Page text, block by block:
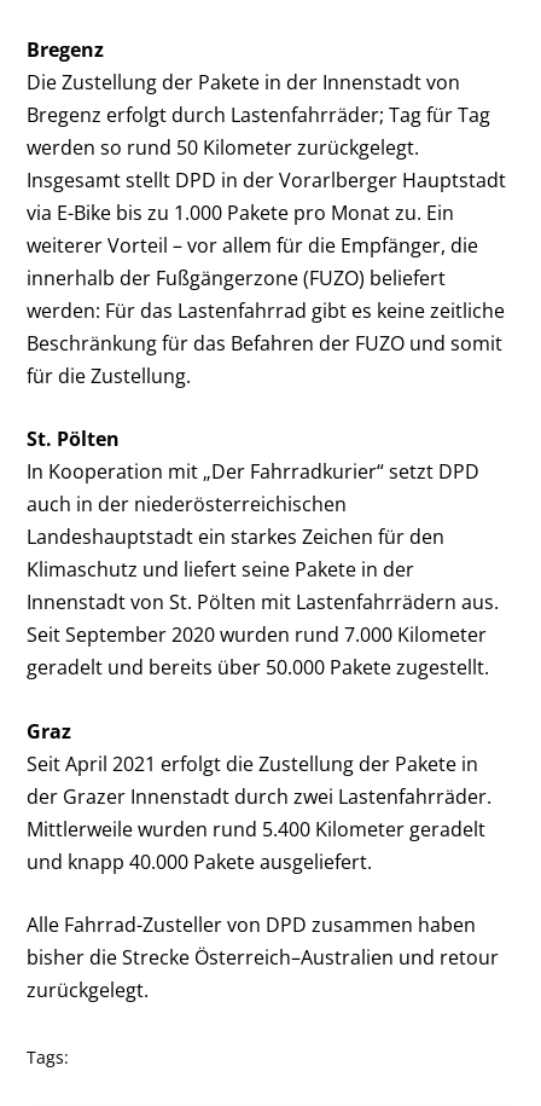
Bregenz
Die Zustellung der Pakete in der Innenstadt von
Bregenz erfolgt durch Lastenfahrräder; Tag für Tag
werden so rund 50 Kilometer zurückgelegt.
Insgesamt stellt DPD in der Vorarlberger Hauptstadt
via E-Bike bis zu 1.000 Pakete pro Monat zu. Ein
weiterer Vorteil – vor allem für die Empfänger, die
innerhalb der Fußgängerzone (FUZO) beliefert
werden: Für das Lastenfahrrad gibt es keine zeitliche
Beschränkung für das Befahren der FUZO und somit
für die Zustellung.
St. Pölten
In Kooperation mit „Der Fahrradkurier“ setzt DPD
auch in der niederösterreichischen
Landeshauptstadt ein starkes Zeichen für den
Klimaschutz und liefert seine Pakete in der
Innenstadt von St. Pölten mit Lastenfahrrädern aus.
Seit September 2020 wurden rund 7.000 Kilometer
geradelt und bereits über 50.000 Pakete zugestellt.
Graz
Seit April 2021 erfolgt die Zustellung der Pakete in
der Grazer Innenstadt durch zwei Lastenfahrräder.
Mittlerweile wurden rund 5.400 Kilometer geradelt
und knapp 40.000 Pakete ausgeliefert.
Alle Fahrrad-Zusteller von DPD zusammen haben
bisher die Strecke Österreich–Australien und retour
zurückgelegt.
Tags: